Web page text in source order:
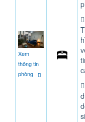
Xem
thông tin
phòng